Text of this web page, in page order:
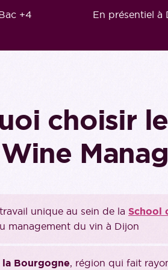
+4 En présentiel à
choisir
unique au sein de la School
management du vin à Dijon
Bourgogne, région qui fait